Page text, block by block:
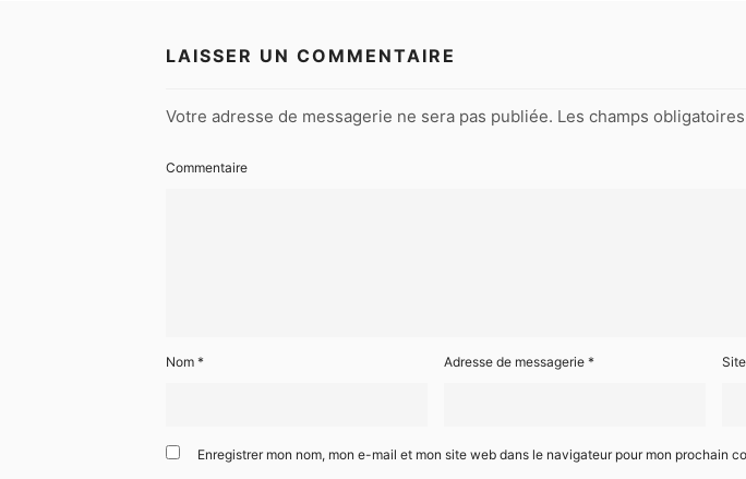
LAISSER UN COMMENTAIRE
Votre adresse de messagerie ne sera pas publiée. Les champs
Commentaire
Nom * Adresse de messagerie *
Enregistrer mon nom, mon e-mail et mon site web dans le navigateur pour mon prochain